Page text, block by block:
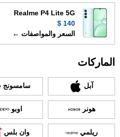
Realme P4 Lite 5G
140 $
السعر والمواصفات ←
الماركات
آبل سامسونج
هونر اوبو
ريلمي وان بلس